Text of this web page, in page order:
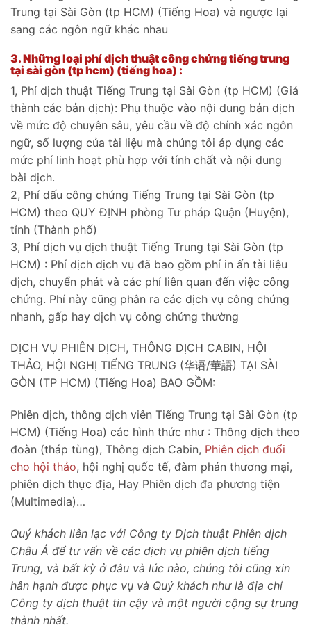
Trung tại Sài Gòn (tp HCM) (Tiếng Hoa) và ngược lại
sang các ngôn ngữ khác nhau
3.Những loại phí dịch thuật công chứng tiếng trung
tại sài gòn (tp hcm) (tiếng hoa) :
1, Phí dịch thuật Tiếng Trung tại Sài Gòn (tp HCM) (Giá
thành các bản dịch): Phụ thuộc vào nội dung bản dịch
về mức độ chuyên sâu, yêu cầu về độ chính xác ngôn
ngữ, số lượng của tài liệu mà chúng tôi áp dụng các
mức phí linh hoạt phù hợp với tính chất và nội dung
bài dịch.
2, Phí dấu công chứng Tiếng Trung tại Sài Gòn (tp
HCM) theo QUY ĐỊNH phòng Tư pháp Quận (Huyện),
tỉnh (Thành phố)
3, Phí dịch vụ dịch thuật Tiếng Trung tại Sài Gòn (tp
HCM) : Phí dịch dịch vụ đã bao gồm phí in ấn tài liệu
dịch, chuyển phát và các phí liên quan đến việc công
chứng. Phí này cũng phân ra các dịch vụ công chứng
nhanh, gấp hay dịch vụ công chứng thường
DỊCH VỤ PHIÊN DỊCH, THÔNG DỊCH CABIN, HỘI
THẢO, HỘI NGHỊ TIẾNG TRUNG (华语/華語) TẠI SÀI
GÒN (TP HCM) (Tiếng Hoa) BAO GỒM:
Phiên dịch, thông dịch viên Tiếng Trung tại Sài Gòn (tp
HCM) (Tiếng Hoa) các hình thức như : Thông dịch theo
đoàn (tháp tùng), Thông dịch Cabin, Phiên dịch đuổi
cho hội thảo, hội nghị quốc tế, đàm phán thương mại,
phiên dịch thực địa, Hay Phiên dịch đa phương tiện
(Multimedia)…
Quý khách liên lạc với Công ty Dịch thuật Phiên dịch
Châu Á để tư vấn về các dịch vụ phiên dịch tiếng
Trung, và bất kỳ ở đâu và lúc nào, chúng tôi cũng xin
hân hạnh được phục vụ và Quý khách như là địa chỉ
Công ty dịch thuật tin cậy và một người cộng sự trung
thành nhất.